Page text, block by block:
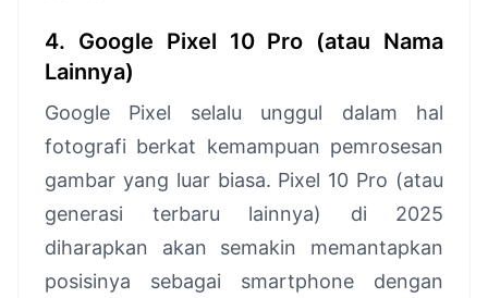
4. Google Pixel 10 Pro (atau Nama
Lainnya)
Google Pixel selalu unggul dalam hal
fotografi berkat kemampuan pemrosesan
gambar yang luar biasa. Pixel 10 Pro (atau
generasi terbaru lainnya) di 2025
diharapkan akan semakin memantapkan
posisinya sebagai smartphone dengan